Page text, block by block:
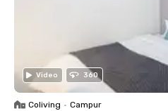
Video 360
Coliving • Campur